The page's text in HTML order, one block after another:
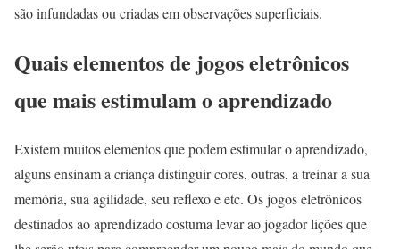
são infundadas ou criadas em observações superficiais.
Quais elementos de jogos eletrônicos
que mais estimulam o aprendizado
Existem muitos elementos que podem estimular o aprendizado,
alguns ensinam a criança distinguir cores, outras, a treinar a sua
memória, sua agilidade, seu reflexo e etc. Os jogos eletrônicos
destinados ao aprendizado costuma levar ao jogador lições que